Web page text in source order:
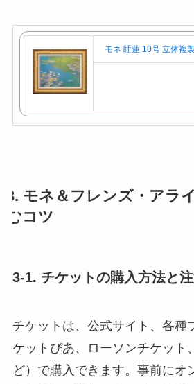
モネ 睡蓮 10号 立体複
3. モネ＆フレンズ・アラ
むコツ
3-1. チケットの購入方法と
チケットは、公式サイト、各種
ケットぴあ、ローソンチケット
ど）で購入できます。事前にオ